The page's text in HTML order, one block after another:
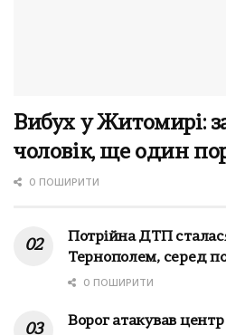
Вибух у Житомирі:
чоловік, ще один
0 ПОШИРИТИ
Потрійна ДТП
Тернополем, серед
0 ПОШИРИТИ
Ворог атакував